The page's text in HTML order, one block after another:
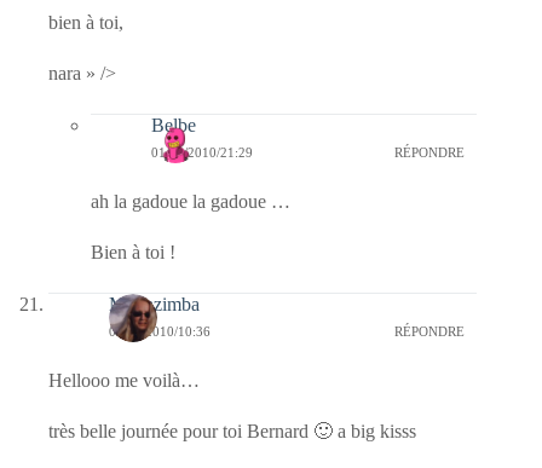
bien à toi,
nara » />
Belbe
01/12/2010/21:29 RÉPONDRE
ah la gadoue la gadoue …
Bien à toi !
Monazimba
01/12/2010/10:36 RÉPONDRE
Hellooo me voilà…
très belle journée pour toi Bernard 🙂 a big kisss